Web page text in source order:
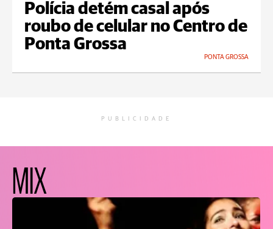
Polícia detém casal após
roubo de celular no Centro de
Ponta Grossa
PONTA GROSSA
PUBLICIDADE
MIX